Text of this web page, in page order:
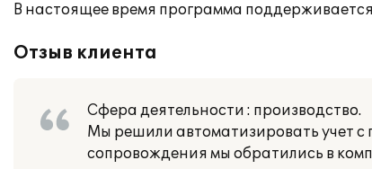
В настоящее время программа
Отзыв клиента
Сфера деятельности : производство.
Мы решили автоматизировать учет с
сопровождения мы обратились в